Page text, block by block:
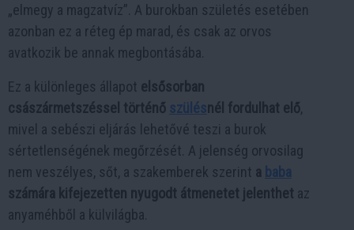
„elmegy a magzatvíz”. A burokban születés esetében
azonban ez a réteg ép marad, és csak az orvos
avatkozik be annak megbontásába.
Ez a különleges állapot elsősorban
császármetszéssel történő szülésnél fordulhat elő,
mivel a sebészi eljárás lehetővé teszi a burok
sértetlenségének megőrzését. A jelenség orvosilag
nem veszélyes, sőt, a szakemberek szerint a baba
számára kifejezetten nyugodt átmenetet jelenthet az
anyaméhből a külvilágba.